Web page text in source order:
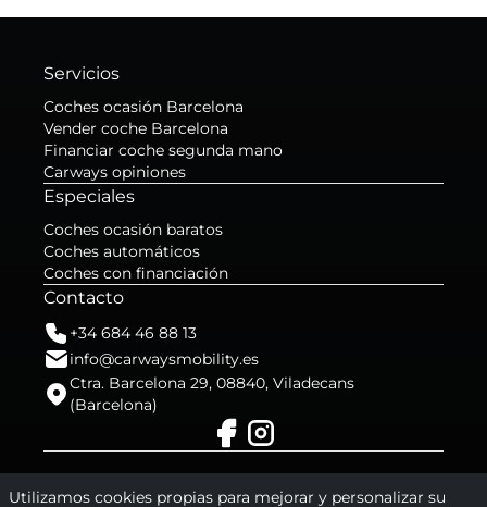
Servicios
Coches ocasión Barcelona
Vender coche Barcelona
Financiar coche segunda mano
Carways opiniones
Especiales
Coches ocasión baratos
Coches automáticos
Coches con financiación
Contacto
+34 684 46 88 13
info@carwaysmobility.es
Ctra. Barcelona 29, 08840, Viladecans
(Barcelona)
Utilizamos cookies propias para mejorar y personalizar su